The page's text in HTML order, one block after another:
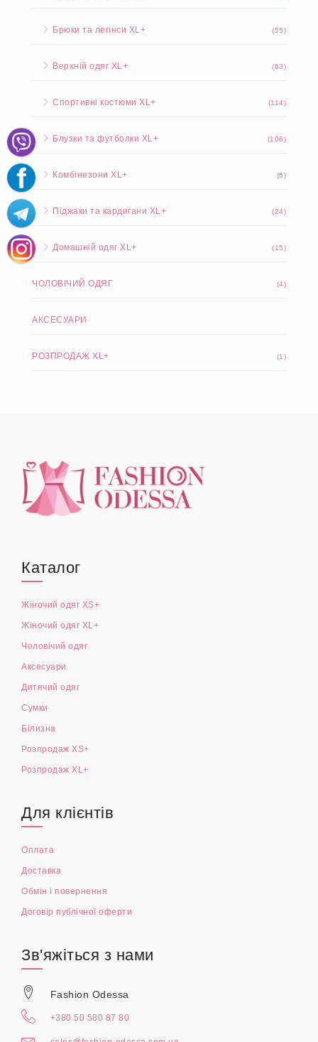
Брюки та легінси XL+ (55)
Верхній одяг XL+ (63)
Спортивні костюми XL+ (114)
Блузки та футболки XL+ (106)
Комбінезони XL+ (6)
Піджаки та кардигани XL+ (24)
Домашній одяг XL+ (15)
ЧОЛОВІЧИЙ ОДЯГ (4)
АКСЕСУАРИ
РОЗПРОДАЖ XL+ (1)
Каталог
Жіночий одяг XS+
Жіночий одяг XL+
Чоловічий одяг
Аксесуари
Дитячий одяг
Сумки
Білизна
Розпродаж XS+
Розпродаж XL+
Для клієнтів
Оплата
Доставка
Обмін і повернення
Договір публічної оферти
Зв'яжіться з нами
Fashion Odessa
+380 50 580 87 80